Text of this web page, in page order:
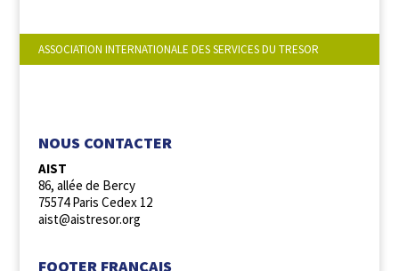
ASSOCIATION INTERNATIONALE DES SERVICES DU TRESOR
NOUS CONTACTER
AIST
86, allée de Bercy
75574 Paris Cedex 12
aist@aistresor.org
FOOTER FRANCAIS